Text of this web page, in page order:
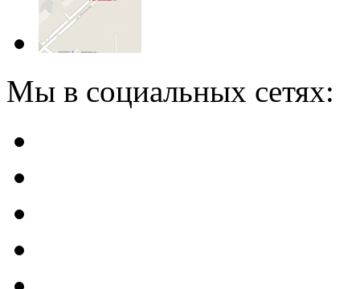
Мы в социальных сетях: